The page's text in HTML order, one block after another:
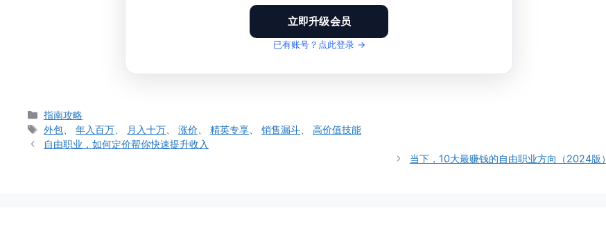
立即升级会员
已有账号？点此登录 →
分
类
指南攻略
标
签
外包 、年入百万 月入十万 、涨价 、精英专享 、销售漏斗 、高价值技能
自由职业，如何定价帮你快速提升收入
当下，10大最赚钱的自由职业方向（2024版）